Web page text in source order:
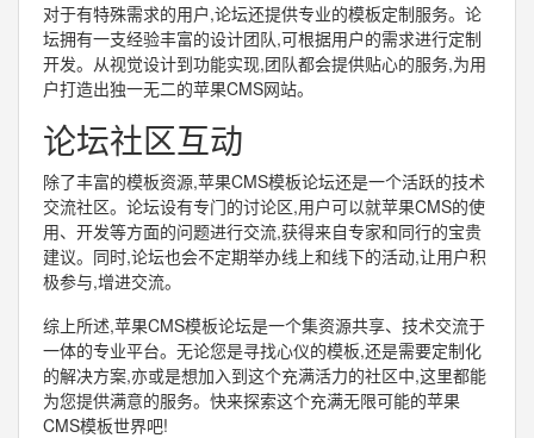
对于有特殊需求的用户,论坛还提供专业的模板定制服务。论
坛拥有一支经验丰富的设计团队,可根据用户的需求进行定制
开发。从视觉设计到功能实现,团队都会提供贴心的服务,为用
户打造出独一无二的苹果CMS网站。
论坛社区互动
除了丰富的模板资源,苹果CMS模板论坛还是一个活跃的技术
交流社区。论坛设有专门的讨论区,用户可以就苹果CMS的使
用、开发等方面的问题进行交流,获得来自专家和同行的宝贵
建议。同时,论坛也会不定期举办线上和线下的活动,让用户积
极参与,增进交流。
综上所述,苹果CMS模板论坛是一个集资源共享、技术交流于
一体的专业平台。无论您是寻找心仪的模板,还是需要定制化
的解决方案,亦或是想加入到这个充满活力的社区中,这里都能
为您提供满意的服务。快来探索这个充满无限可能的苹果
CMS模板世界吧!